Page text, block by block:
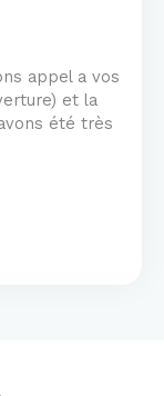
appel a vos
et la
été très